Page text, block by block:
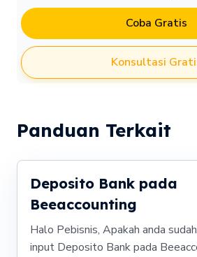
Coba Gratis
Konsultasi
Panduan Terkait
Deposito Bank pada
Beeaccounting
Halo Pebisnis, Apakah anda
input Deposito Bank pada